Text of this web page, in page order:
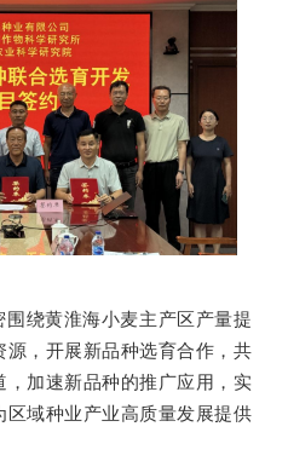
绕黄淮海小麦主产区产量提
，开展新品种选育合作，共
加速新品种的推广应用，实
域种业产业高质量发展提供